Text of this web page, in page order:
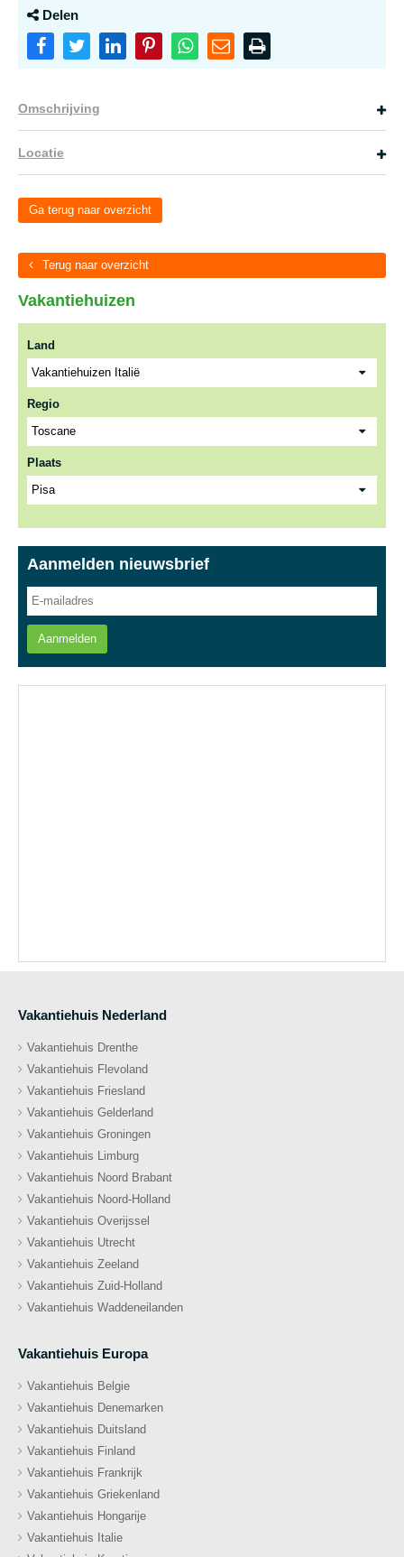
Delen
Omschrijving
Locatie
Ga terug naar overzicht
Terug naar overzicht
Vakantiehuizen
Land
Regio
Plaats
Aanmelden nieuwsbrief
Aanmelden
Vakantiehuis Nederland
Vakantiehuis Drenthe
Vakantiehuis Flevoland
Vakantiehuis Friesland
Vakantiehuis Gelderland
Vakantiehuis Groningen
Vakantiehuis Limburg
Vakantiehuis Noord Brabant
Vakantiehuis Noord-Holland
Vakantiehuis Overijssel
Vakantiehuis Utrecht
Vakantiehuis Zeeland
Vakantiehuis Zuid-Holland
Vakantiehuis Waddeneilanden
Vakantiehuis Europa
Vakantiehuis Belgie
Vakantiehuis Denemarken
Vakantiehuis Duitsland
Vakantiehuis Finland
Vakantiehuis Frankrijk
Vakantiehuis Griekenland
Vakantiehuis Hongarije
Vakantiehuis Italie